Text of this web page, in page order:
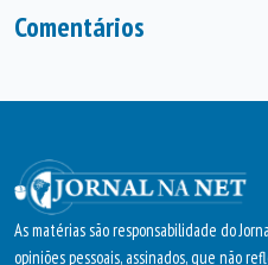
Comentários
As matérias são responsabilidade do
opiniões pessoais, assinados, que não